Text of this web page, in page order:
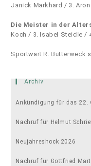
Janick Markhard / 3.
Die Meister in der
Koch / 3. Isabel Steidle /
Sportwart R. Butterweck
Archiv
Ankündigung für das 22.
Nachruf für Helmut
Neujahreshock 2026
Nachruf für Gottfried